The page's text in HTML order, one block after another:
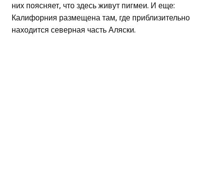
них поясняет, что здесь живут пигмеи. И еще:
Калифорния размещена там, где приблизительно
находится северная часть Аляски.